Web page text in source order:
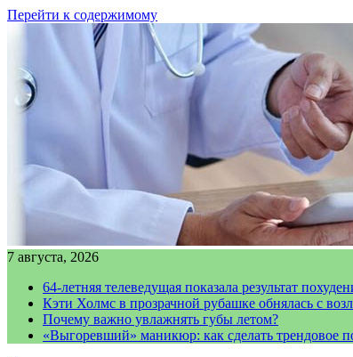
Перейти к содержимому
7 августа, 2026
64-летняя телеведущая показала результат
Кэти Холмс в прозрачной рубашке обнялась с
Почему важно увлажнять губы летом?
«Выгоревший» маникюр: как сделать трендовое